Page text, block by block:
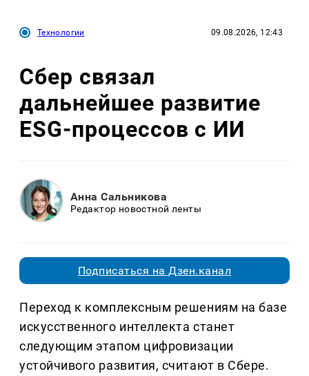
Технологии 09.08.2026, 12:43
Сбер связал
дальнейшее развитие
ESG-процессов с ИИ
Анна Сальникова
Редактор новостной ленты
Подписаться на Дзен.канал
Переход к комплексным решениям на базе
искусственного интеллекта станет
следующим этапом цифровизации
устойчивого развития, считают в Сбере.